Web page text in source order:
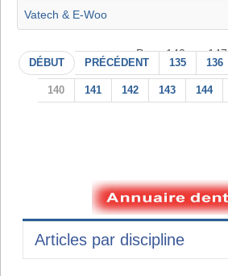
Vatech & E-Woo
Page 140 sur 147
DÉBUT PRÉCÉDENT 135 136
140 141 142 143 144
Articles par discipline